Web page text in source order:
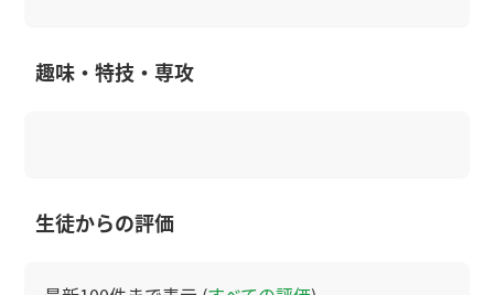
趣味・特技・専攻
生徒からの評価